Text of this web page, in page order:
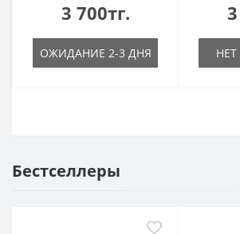
3 700тг.
ОЖИДАНИЕ 2-3 ДНЯ
Бестселлеры